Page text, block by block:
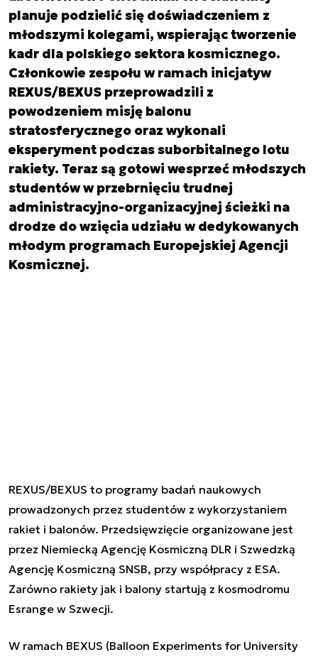
planuje podzielić się doświadczeniem z
młodszymi kolegami, wspierając tworzenie
kadr dla polskiego sektora kosmicznego.
Członkowie zespołu w ramach inicjatyw
REXUS/BEXUS przeprowadzili z
powodzeniem misję balonu
stratosferycznego oraz wykonali
eksperyment podczas suborbitalnego lotu
rakiety. Teraz są gotowi wesprzeć młodszych
studentów w przebrnięciu trudnej
administracyjno-organizacyjnej ścieżki na
drodze do wzięcia udziału w dedykowanych
młodym programach Europejskiej Agencji
Kosmicznej.
REXUS/BEXUS to programy badań naukowych
prowadzonych przez studentów z wykorzystaniem
rakiet i balonów. Przedsięwzięcie organizowane jest
przez Niemiecką Agencję Kosmiczną DLR i Szwedzką
Agencję Kosmiczną SNSB, przy współpracy z ESA.
Zarówno rakiety jak i balony startują z kosmodromu
Esrange w Szwecji.
W ramach BEXUS (Balloon Experiments for University